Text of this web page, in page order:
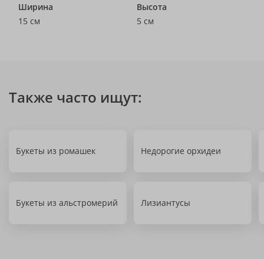
Ширина
15 см
Высота
5 см
Также часто ищут:
Букеты из ромашек Недорогие орхидеи
Букеты из альстромерий Лизиантусы